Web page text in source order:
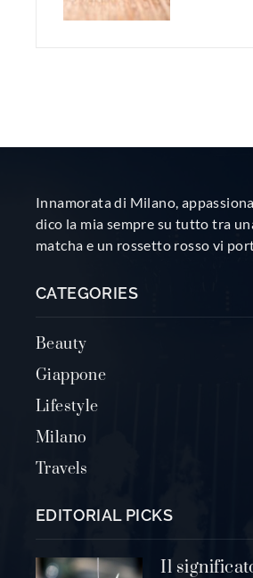
Innamorata di Milano,
dico la mia sempre su tutto tra
matcha e un rossetto rosso vi
CATEGORIES
Beauty
Giappone
Lifestyle
Milano
Travels
EDITORIAL PICKS
Il